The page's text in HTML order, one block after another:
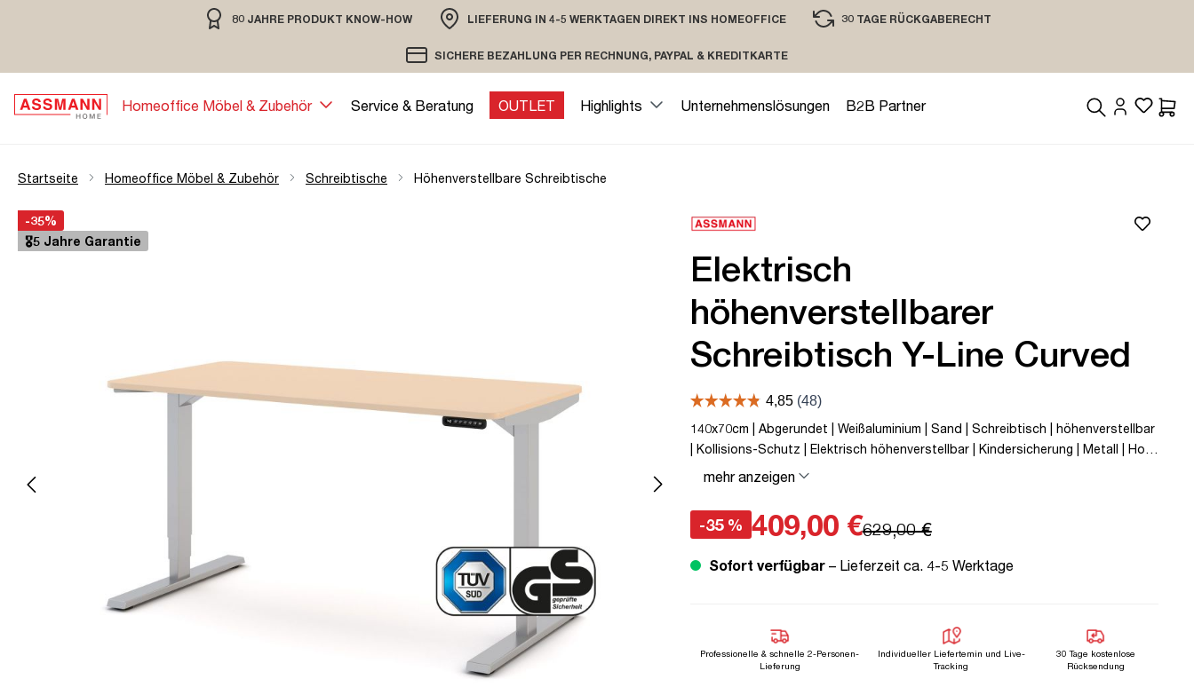
Zur Hauptnavigation springen80 JAHRE PRODUKT KNOW-HOW
80 JAHRE MÖBELBAU MIT TRADITION
LIEFERUNG IN 4-5 WERKTAGEN DIREKT INS HOMEOFFICE
VERSAND PER DHL ODER SPEDITION
30 TAGE RÜCKGABERECHT
SICHERE BEZAHLUNG PER RECHNUNG, PAYPAL & KREDITKARTE
VERSCHLÜSSELTE ÜBERTRAGUNG
Homeoffice Möbel & Zubehör Service & Beratung OUTLET Highlights Unternehmenslösungen
B2B Partner
Startseite Homeoffice Möbel & Zubehör Schreibtische Höhenverstellbare Schreibtische
Bildergalerie überspringen
Öffne Zoom-Modal
-35%
🎖️5 Jahre Garantie
Elektrisch
höhenverstellbarer
Schreibtisch Y-Line Curved
140x70cm | Abgerundet | Weißaluminium | Sand | Schreibtisch | höhenverstellbar
| Kollisions-Schutz | Elektrisch höhenverstellbar | Kindersicherung | Metall | Holz
| Sand | 5 Jahre Herstellergarantie | unmontiert | TÜV© mobiles Arbeiten | bis zu
80 kg | Y-Line | Y-Line Curved | Steckertyp C
mehr anzeigen
-35 % 409,00 €629,00 €
Sofort verfügbar– Lieferzeit ca. 4-5 Werktage
Professionelle & schnelle 2-Personen-
Lieferung
Individueller Liefertemin und Live-
Tracking
30 Tage kostenlose
Rücksendung